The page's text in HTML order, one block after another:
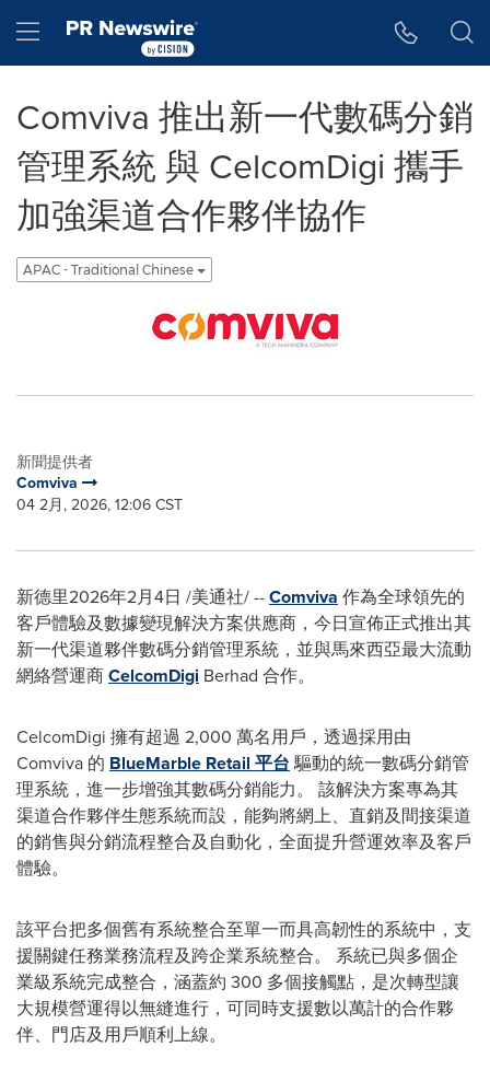
Hamburger menu
Comviva 推出新一代數碼分銷
管理系統 與 CelcomDigi 攜手
加強渠道合作夥伴協作
APAC - Traditional Chinese
新聞提供者
Comviva
04 2月, 2026, 12:06 CST
新德里2026年2月4日 /美通社/ --Comviva 作為全球領先的
客戶體驗及數據變現解決方案供應商，今日宣佈正式推出其
新一代渠道夥伴數碼分銷管理系統，並與馬來西亞最大流動
網絡營運商CelcomDigi Berhad 合作。
CelcomDigi 擁有超過 2,000 萬名用戶，透過採用由
Comviva 的 BlueMarble Retail 平台驅動的統一數碼分銷管
理系統，進一步增強其數碼分銷能力。 該解決方案專為其
渠道合作夥伴生態系統而設，能夠將網上、直銷及間接渠道
的銷售與分銷流程整合及自動化，全面提升營運效率及客戶
體驗。
該平台把多個舊有系統整合至單一而具高韌性的系統中，支
援關鍵任務業務流程及跨企業系統整合。 系統已與多個企
業級系統完成整合，涵蓋約 300 多個接觸點，是次轉型讓
大規模營運得以無縫進行，可同時支援數以萬計的合作夥
伴、門店及用戶順利上線。